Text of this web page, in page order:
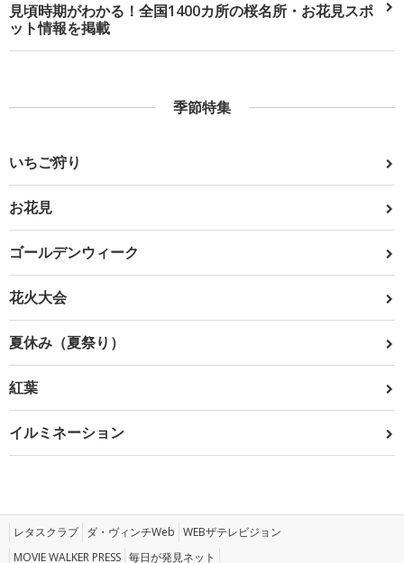
見頃時期がわかる！全国1400カ所の桜名所・お花見スポ
ット情報を掲載
季節特集
いちご狩り
お花見
ゴールデンウィーク
花火大会
夏休み（夏祭り）
紅葉
イルミネーション
レタスクラブ ダ・ヴィンチWeb WEBザテレビジョン
MOVIE WALKER PRESS 毎日が発見ネット